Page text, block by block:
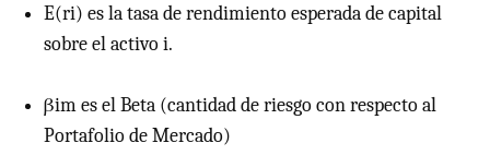
E(ri) es la tasa de rendimiento esperada de capital
sobre el activo i.
βim es el Beta (cantidad de riesgo con respecto al
Portafolio de Mercado)